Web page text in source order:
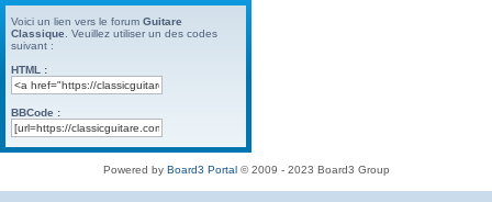
Voici un lien vers le forum Guitare
Classique . Veuillez utiliser un des codes
suivant :
HTML :
BBCode :
Powered by Board3 Portal© 2009 - 2023 Board3 Group